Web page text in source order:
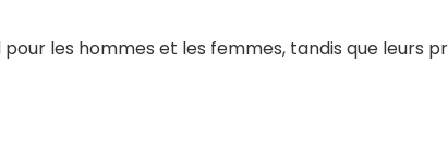
pour les hommes et les femmes, tandis que